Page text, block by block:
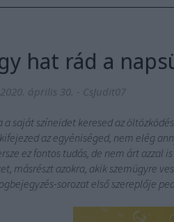
hat rád a
2020. április 30. - CsJudit07
a saját színeidet keresed az
az egyéniséged, nem elég
ez fontos tudás, de nem árt azzal
másrészt azokra, akik szemügyre
sorozat első szereplője